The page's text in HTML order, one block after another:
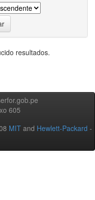
resultados.
605
MIT and Hewlett-Packard -